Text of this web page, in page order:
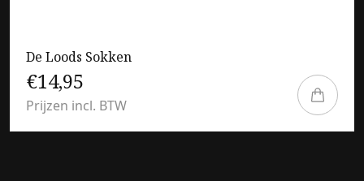
De Loods Sokken
€14,95
Prijzen incl. BTW